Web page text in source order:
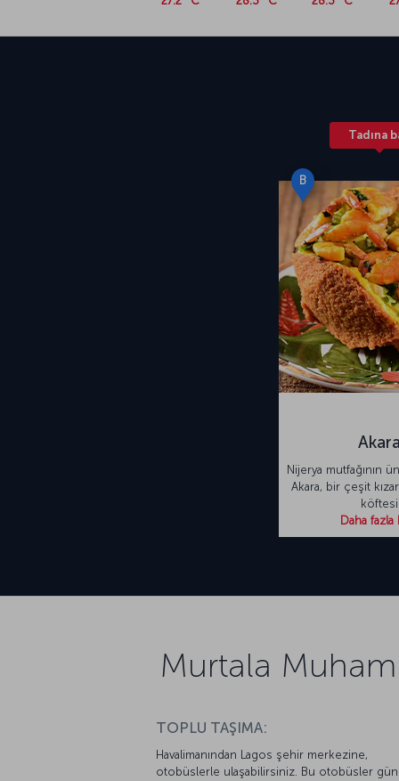
Tadına
B
Akara
Nijerya mutfağının
Akara, bir çeşit
köftesi
Daha fazla
Murtala
TOPLU TAŞIMA:
Havalimanından Lagos şehir merkezine,
otobüslerle ulaşabilirsiniz. Bu otobüsler